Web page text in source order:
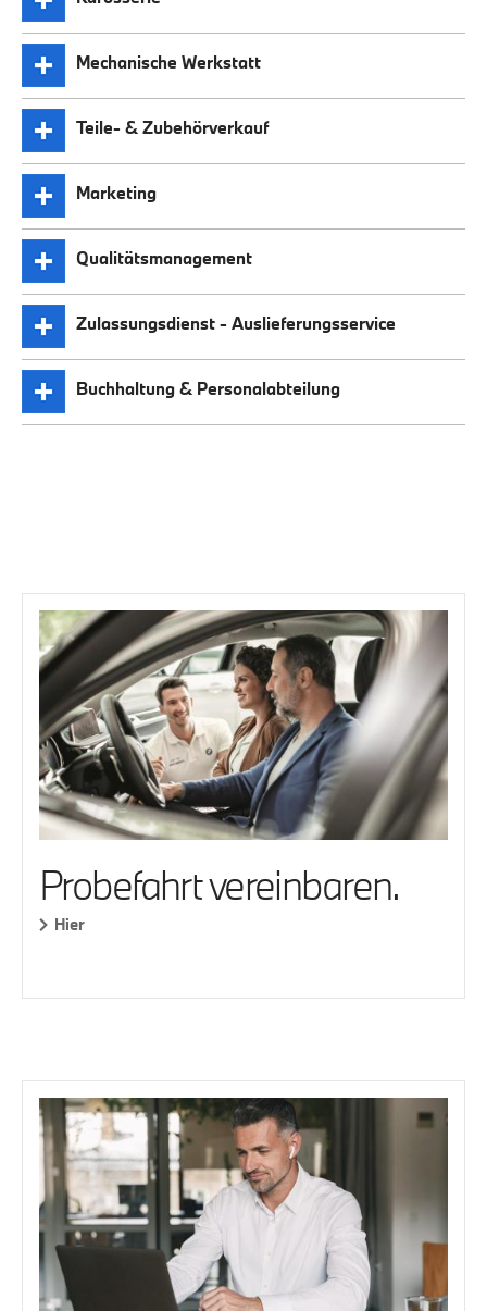
Mechanische Werkstatt
Teile- & Zubehörverkauf
Marketing
Qualitätsmanagement
Zulassungsdienst - Auslieferungsservice
Buchhaltung & Personalabteilung
Probefahrt vereinbaren.
Hier